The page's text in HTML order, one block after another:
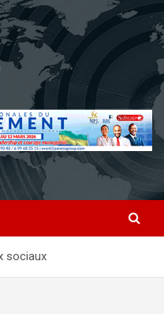
sociaux